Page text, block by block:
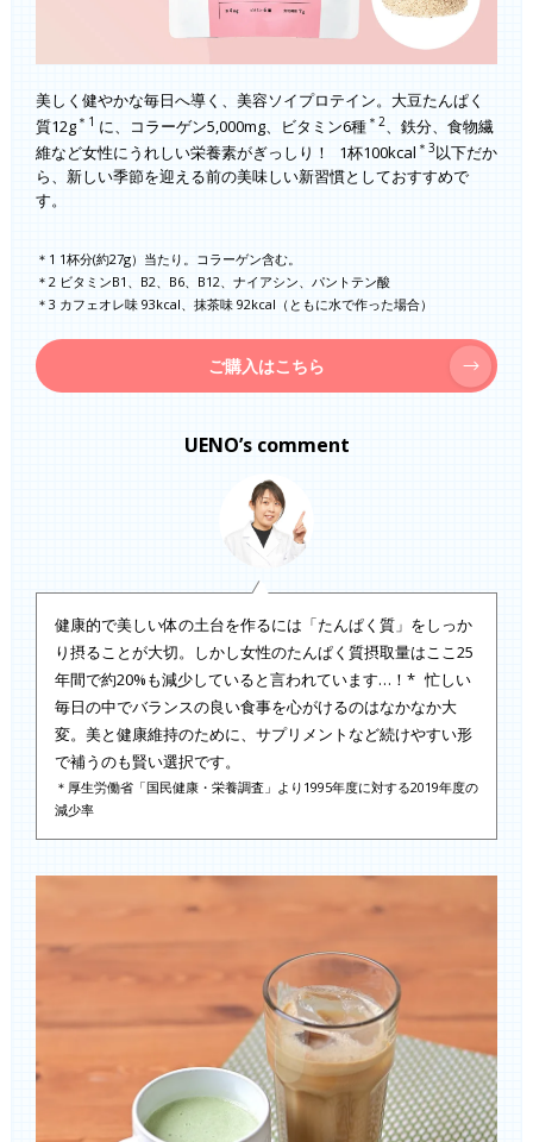
美しく健やかな毎日へ導く、美容ソイプロテイン。大豆たんぱく
質12g ＊1 に、コラーゲン5,000mg、ビタミン6種 ＊2、鉄分、食物繊
維など女性にうれしい栄養素がぎっしり！ 1杯100kcal ＊3以下だか
ら、新しい季節を迎える前の美味しい新習慣としておすすめで
す。
＊1 1杯分(約27g）当たり。コラーゲン含む。
＊2 ビタミンB1、B2、B6、B12、ナイアシン、パントテン酸
＊3 カフェオレ味 93kcal、抹茶味 92kcal（ともに水で作った場合）
ご購入はこちら
UENO’s comment
健康的で美しい体の土台を作るには「たんぱく質」をしっか
り摂ることが大切。しかし女性のたんぱく質摂取量はここ25
年間で約20%も減少していると言われています…！* 忙しい
毎日の中でバランスの良い食事を心がけるのはなかなか大
変。美と健康維持のために、サプリメントなど続けやすい形
で補うのも賢い選択です。
＊厚生労働省「国民健康・栄養調査」より1995年度に対する2019年度の
減少率